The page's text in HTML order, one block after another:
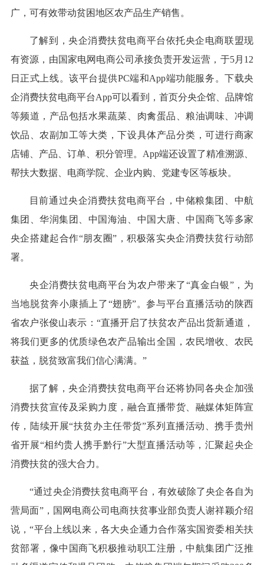
广，可有效带动贫困地区农产品生产销售。
了解到，央企消费扶贫电商平台依托央企电商联盟现
有资源，由国家电网电商公司承接负责开发运营，于5月12
日正式上线。该平台提供PC端和App端功能服务。下载央
企消费扶贫电商平台App可以看到，首页分央企馆、品牌馆
等频道，产品包括水果蔬菜、肉禽蛋品、粮油调味、冲调
饮品、农副加工等大类，下设具体产品分类，可进行商家
店铺、产品、订单、积分管理。App端还设置了精准溯源、
帮扶大数据、电商学院、企业内购、党建专区等板块。
目前通过央企消费扶贫电商平台，中储粮集团、中航
集团、华润集团、中国海油、中国大唐、中国商飞等多家
央企搭建起合作“朋友圈”，积极落实央企消费扶贫行动部
署。
央企消费扶贫电商平台为农户带来了“真金白银”，为
当地脱贫奔小康插上了“翅膀”。参与平台直播活动的陕西
省农户张俊山表示：“直播开启了扶贫农产品出货新通道，
将我们更多的优质绿色农产品输出全国，农民增收、农民
获益，脱贫致富我们信心满满。”
据了解，央企消费扶贫电商平台还将协同各央企加强
消费扶贫宣传及采购力度，融合直播带货、融媒体矩阵宣
传，陆续开展“扶贫办主任带货”系列直播活动、携手贵州
省开展“相约贵人携手黔行”大型直播活动等，汇聚起央企
消费扶贫的强大合力。
“通过央企消费扶贫电商平台，有效破除了央企各自为
营局面”，国网电商公司电商扶贫事业部负责人谢祥颖介绍
说，“平台上线以来，各大央企通力合作落实国资委相关扶
贫部署，像中国商飞积极推动职工注册，中航集团广泛推